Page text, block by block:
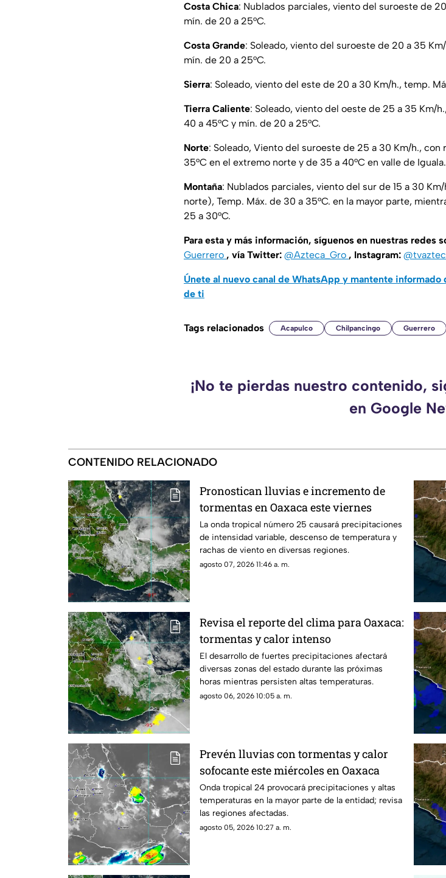
Costa Chica: Nublados parciales, viento del suroeste de
mín. de 20 a 25°C.
Costa Grande: Soleado, viento del suroeste de 20 a 35
mín. de 20 a 25°C.
Sierra: Soleado, viento del este de 20 a 30 Km/h., temp.
Tierra Caliente: Soleado, viento del oeste de 25 a 35 Km/
40 a 45°C y mín. de 20 a 25°C.
Norte: Soleado, Viento del suroeste de 25 a 30 Km/h., con
35°C en el extremo norte y de 35 a 40°C en valle de
Montaña: Nublados parciales, viento del sur de 15 a 30
norte), Temp. Máx. de 30 a 35°C. en la mayor parte,
25 a 30°C.
Para esta y más información, síguenos en nuestras redes
Guerrero , vía Twitter: @Azteca_Gro , Instagram:
Únete al nuevo canal de WhatsApp y mantente
de ti
Tags relacionados Acapulco Chilpancingo Guerrero
¡No te pierdas nuestro contenido,
en Google
CONTENIDO RELACIONADO
Pronostican lluvias e incremento de
tormentas en Oaxaca este viernes
La onda tropical número 25 causará precipitaciones
de intensidad variable, descenso de temperatura y
rachas de viento en diversas regiones.
agosto 07, 2026 11:46 a. m.
Revisa el reporte del clima para Oaxaca:
tormentas y calor intenso
El desarrollo de fuertes precipitaciones afectará
diversas zonas del estado durante las próximas
horas mientras persisten altas temperaturas.
agosto 06, 2026 10:05 a. m.
Prevén lluvias con tormentas y calor
sofocante este miércoles en Oaxaca
Onda tropical 24 provocará precipitaciones y altas
temperaturas en la mayor parte de la entidad; revisa
las regiones afectadas.
agosto 05, 2026 10:27 a. m.